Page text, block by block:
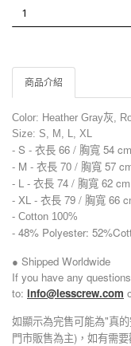
商品介紹
Color: Heather Gray灰 ,
Size: S, M, L, XL
- S - 衣長 66 / 胸寬 54 cm
- M - 衣長 70 / 胸寬 57
- L - 衣長 74 / 胸寬 62 cm
- XL - 衣長 79 / 胸寬 66
- Cotton 100%
- 48% Polyester:
● Shipped Worldwide
If you have any
to: info@lesscrew.com
如顯示為完售可能為"真
門市販售為主)，如有需